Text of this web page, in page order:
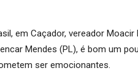
em Caçador, vereador Moacir
Mendes (PL), é bom um
ser emocionantes.